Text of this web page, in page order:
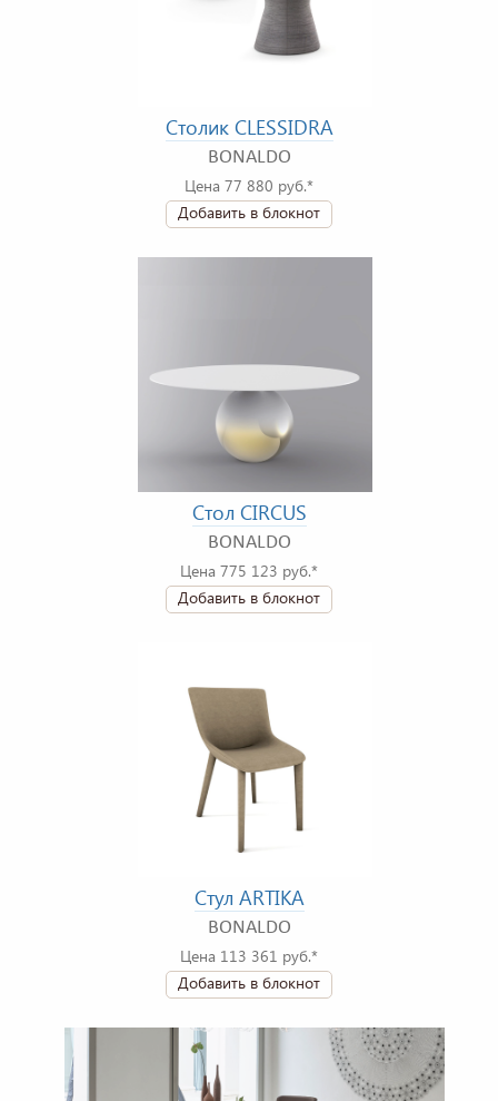
Столик CLESSIDRA
BONALDO
Цена 77 880 руб.*
Добавить в блокнот
Стол CIRCUS
BONALDO
Цена 775 123 руб.*
Добавить в блокнот
Стул ARTIKA
BONALDO
Цена 113 361 руб.*
Добавить в блокнот